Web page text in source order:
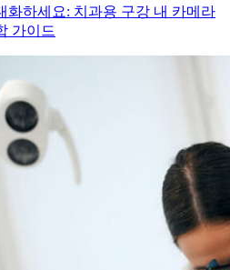
화하세요: 치과용 구강 내 카메라
가이드